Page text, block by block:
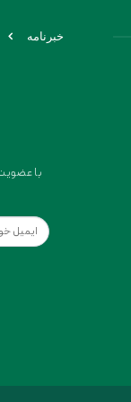
خبرنامه
با